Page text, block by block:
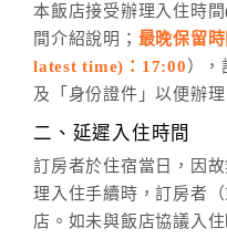
五、客服時間
週一至週日，上午9:00
六、聯絡方式
(07)9682715 。
本飯店接受辦理入住時
間介紹說明； 最晚保留
latest time)：17:00），
及「身份證件」以便辦理
二、延遲入住時間
訂房者於住宿當日，因
理入住手續時，訂房者
店。如未與飯店協議入